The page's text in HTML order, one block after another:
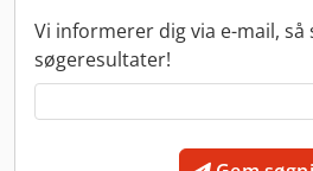
Vi informerer dig via e-mail,
søgeresultater!